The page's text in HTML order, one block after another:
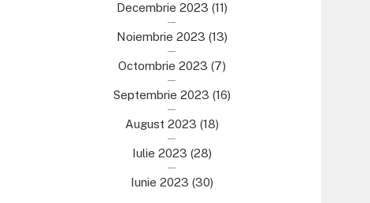
Decembrie 2023 (11)
Noiembrie 2023 (13)
Octombrie 2023 (7)
Septembrie 2023 (16)
August 2023 (18)
Iulie 2023 (28)
Iunie 2023 (30)